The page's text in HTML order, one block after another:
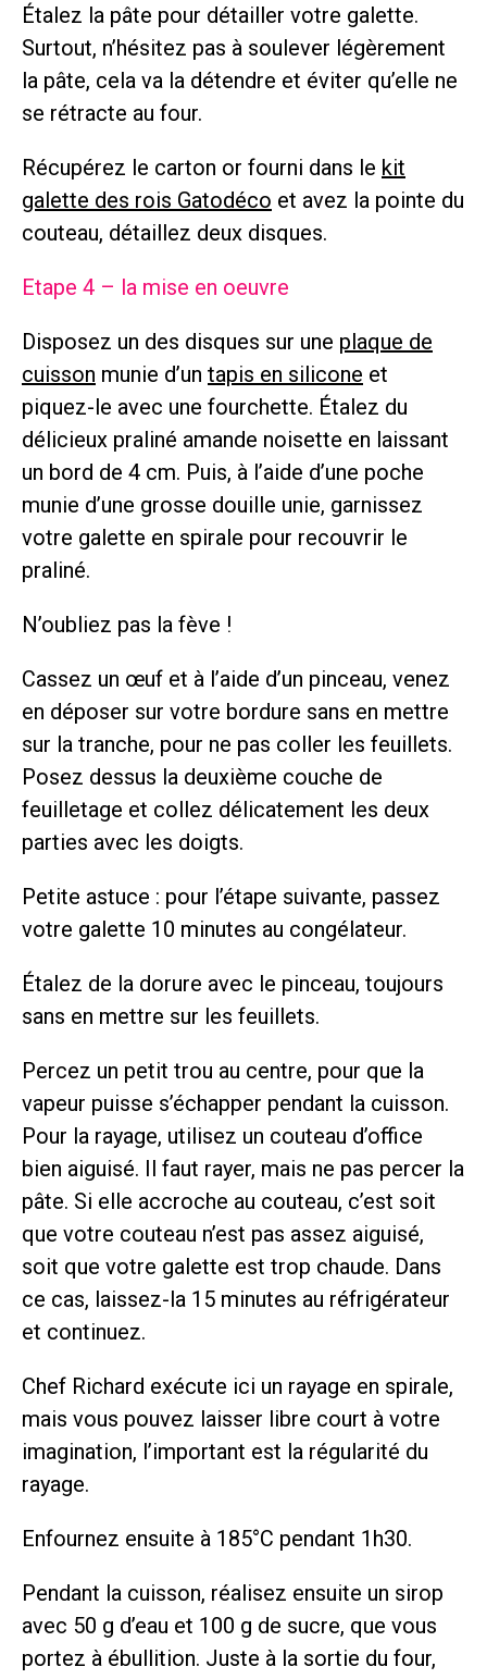
Étalez la pâte pour détailler votre galette.
Surtout, n’hésitez pas à soulever légèrement
la pâte, cela va la détendre et éviter qu’elle ne
se rétracte au four.
Récupérez le carton or fourni dans le kit
galette des rois Gatodéco et avez la pointe du
couteau, détaillez deux disques.
Etape 4 – la mise en oeuvre
Disposez un des disques sur une plaque de
cuisson munie d’un tapis en silicone et
piquez-le avec une fourchette. Étalez du
délicieux praliné amande noisette en laissant
un bord de 4 cm. Puis, à l’aide d’une poche
munie d’une grosse douille unie, garnissez
votre galette en spirale pour recouvrir le
praliné.
N’oubliez pas la fève !
Cassez un œuf et à l’aide d’un pinceau, venez
en déposer sur votre bordure sans en mettre
sur la tranche, pour ne pas coller les feuillets.
Posez dessus la deuxième couche de
feuilletage et collez délicatement les deux
parties avec les doigts.
Petite astuce : pour l’étape suivante, passez
votre galette 10 minutes au congélateur.
Étalez de la dorure avec le pinceau, toujours
sans en mettre sur les feuillets.
Percez un petit trou au centre, pour que la
vapeur puisse s’échapper pendant la cuisson.
Pour la rayage, utilisez un couteau d’office
bien aiguisé. Il faut rayer, mais ne pas percer la
pâte. Si elle accroche au couteau, c’est soit
que votre couteau n’est pas assez aiguisé,
soit que votre galette est trop chaude. Dans
ce cas, laissez-la 15 minutes au réfrigérateur
et continuez.
Chef Richard exécute ici un rayage en spirale,
mais vous pouvez laisser libre court à votre
imagination, l’important est la régularité du
rayage.
Enfournez ensuite à 185°C pendant 1h30.
Pendant la cuisson, réalisez ensuite un sirop
avec 50 g d’eau et 100 g de sucre, que vous
portez à ébullition. Juste à la sortie du four,